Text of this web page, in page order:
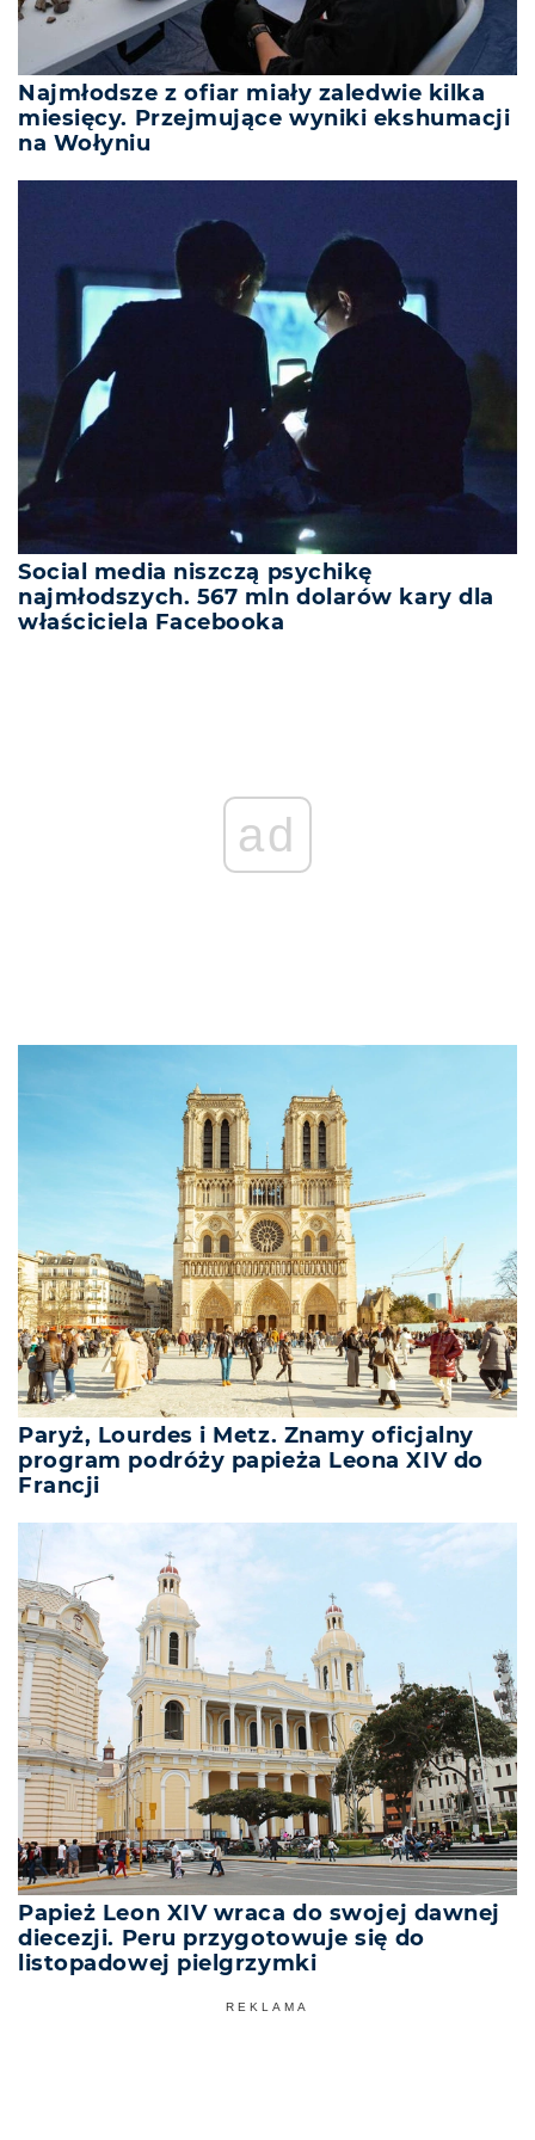
Najmłodsze z ofiar miały zaledwie kilka
miesięcy. Przejmujące wyniki ekshumacji
na Wołyniu
Social media niszczą psychikę
najmłodszych. 567 mln dolarów kary dla
właściciela Facebooka
ad
Paryż, Lourdes i Metz. Znamy oficjalny
program podróży papieża Leona XIV do
Francji
Papież Leon XIV wraca do swojej dawnej
diecezji. Peru przygotowuje się do
listopadowej pielgrzymki
REKLAMA